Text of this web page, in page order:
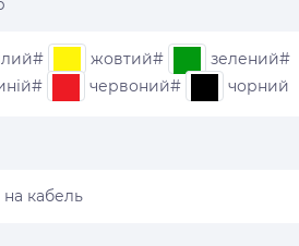
жовтий#
зелений#
червоний# чорний
на кабель